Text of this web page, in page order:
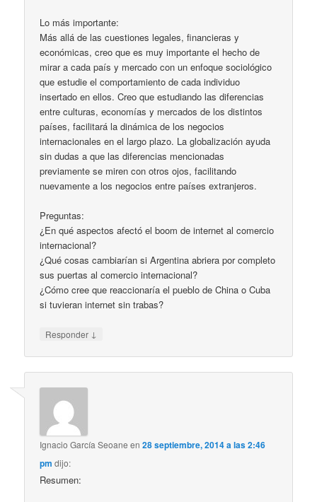
Lo más importante:
Más allá de las cuestiones legales, financieras y
económicas, creo que es muy importante el hecho de
mirar a cada país y mercado con un enfoque sociológico
que estudie el comportamiento de cada individuo
insertado en ellos. Creo que estudiando las diferencias
entre culturas, economías y mercados de los distintos
países, facilitará la dinámica de los negocios
internacionales en el largo plazo. La globalización ayuda
sin dudas a que las diferencias mencionadas
previamente se miren con otros ojos, facilitando
nuevamente a los negocios entre países extranjeros.
Preguntas:
¿En qué aspectos afectó el boom de internet al comercio
internacional?
¿Qué cosas cambiarían si Argentina abriera por completo
sus puertas al comercio internacional?
¿Cómo cree que reaccionaría el pueblo de China o Cuba
si tuvieran internet sin trabas?
Responder ↓
Ignacio García Seoane en28 septiembre, 2014 a las 2:46
pm dijo:
Resumen: